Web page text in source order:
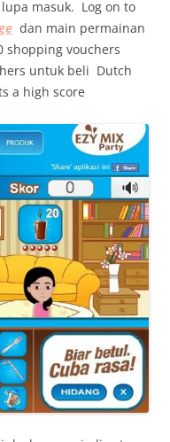
masuk. Log on to
dan main permainan
vouchers
untuk beli Dutch
a high score